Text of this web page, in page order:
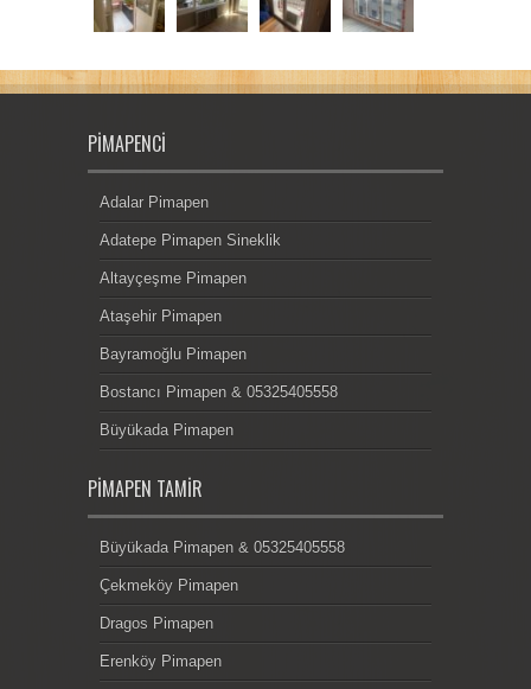
PIMAPENCI
Adalar Pimapen
Adatepe Pimapen Sineklik
Altayçeşme Pimapen
Ataşehir Pimapen
Bayramoğlu Pimapen
Bostancı Pimapen & 05325405558
Büyükada Pimapen
PIMAPEN TAMIR
Büyükada Pimapen & 05325405558
Çekmeköy Pimapen
Dragos Pimapen
Erenköy Pimapen